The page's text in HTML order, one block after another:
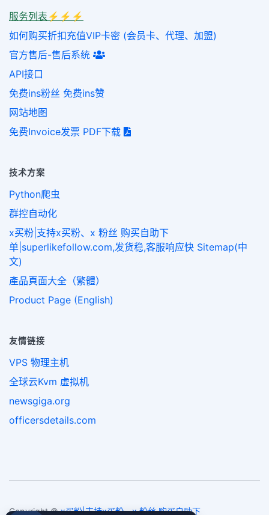
服务列表⚡️⚡️⚡️
如何购买折扣充值VIP卡密 (会员卡、代理、加盟)
官方售后-售后系统
API接口
免费ins粉丝 免费ins赞
网站地图
免费Invoice发票 PDF下载
技术方案
Python爬虫
群控自动化
x买粉|支持x买粉、x 粉丝 购买自助下
单|superlikefollow.com,发货稳,客服响应快 Sitemap(中
文)
產品頁面大全（繁體）
Product Page (English)
友情链接
VPS 物理主机
全球云Kvm 虚拟机
newsgiga.org
officersdetails.com
Copyright ©x买粉|支持x买粉、x 粉丝 购买自助下